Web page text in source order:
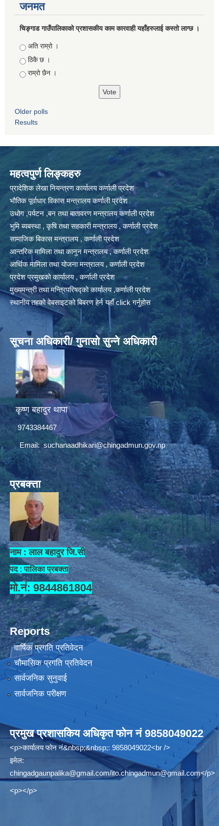
जनमत
चिङ्गाड गाउँपालिकाको प्रशासकीय काम कारवाही यहाँहरुलाई कस्तो लाग्छ ।
Choices
अति राम्रो ।
ठिकै छ ।
राम्रो छैन ।
Older polls
Results
महत्वपुर्ण लिङ्कहरु
प्रादेशिक लेखा नियन्त्रण कार्यालय कर्णाली प्रदेश
भौतिक पूर्वाधार विकास मन्त्रालय कर्णाली प्रदेश
उधोग ,पर्यटन ,बन तथा बातावरण मन्त्रालय कर्णाली प्रदेश
भुमि ब्यबस्था , कृषि तथा सहकारी मन्त्रालय , कर्णाली प्रदेश
सामाजिक बिकास मन्त्रालय , कर्णाली प्रदेश
आन्तरिक मामिला तथा कानुन मन्त्रालय , कर्णाली प्रदेश
आर्थिक मामिला तथा योजना मन्त्रालय , कर्णाली प्रदेश
प्रदेश प्रमुखको कार्यालय , कर्णाली प्रदेश
मुख्यमन्त्री तथा मन्त्रिपरिषद्को कार्यालय ,कर्णाली प्रदेश
स्थानीय तहको वेबसाइटको बिबरण हेर्न यहाँ click गर्नुहोस
सूचना अधिकारी/ गुनासो सुन्ने अधिकारी
कृष्ण बहादुर थापा
9743384467
Email:suchanaadhikari@chingadmun.gov.np
प्रबक्त्ता
नाम : लाल बहादुर जि.सी
पद : पालिका प्रबक्ता
मो.नं: 9844861804
Reports
वार्षिक प्रगति प्रतिवेदन
चौमासिक प्रगति प्रतिवेदन
सार्वजनिक सुनुवाई
सार्वजनिक परीक्षण
प्रमुख प्रशासकिय अधिकृत फोन नं 9858049022
<p>कार्यालय फोन नं&nbsp;&nbsp;: 9858049022<br />
इमेल:
chingadgaunpalika@gmail.com/ito.chingadmun@gmail.com</p>
<p></p>